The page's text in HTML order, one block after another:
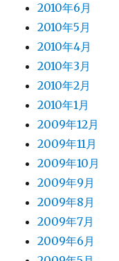
2010年6月
2010年5月
2010年4月
2010年3月
2010年2月
2010年1月
2009年12月
2009年11月
2009年10月
2009年9月
2009年8月
2009年7月
2009年6月